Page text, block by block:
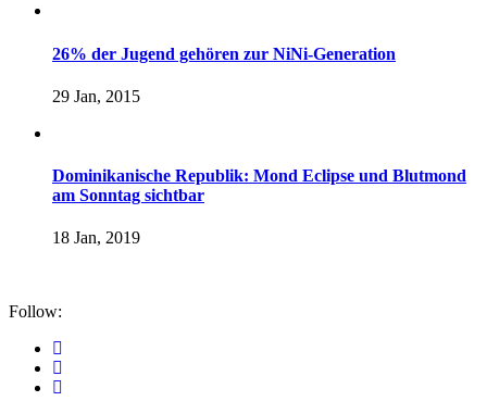
26% der Jugend gehören zur NiNi-Generation
29 Jan, 2015
Dominikanische Republik: Mond Eclipse und Blutmond
am Sonntag sichtbar
18 Jan, 2019
Follow: